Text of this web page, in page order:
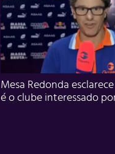
Mesa Redonda
é o clube interessado